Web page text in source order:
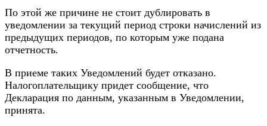
По этой же причине не стоит дублировать в
уведомлении за текущий период строки начислений из
предыдущих периодов, по которым уже подана
отчетность.
В приеме таких Уведомлений будет отказано.
Налогоплательщику придет сообщение, что
Декларация по данным, указанным в Уведомлении,
принята.